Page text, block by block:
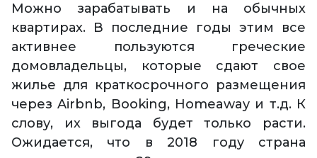
Можно зарабатывать и на обычных
квартирах. В последние годы этим все
активнее пользуются греческие
домовладельцы, которые сдают свое
жилье для краткосрочного размещения
через Airbnb, Booking, Homeaway и т.д. К
слову, их выгода будет только расти.
Ожидается, что в 2018 году страна